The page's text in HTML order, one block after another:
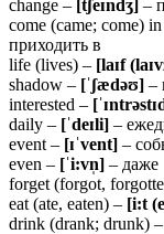
change – [tʃeɪndʒ] –
come (came; come)
приходить в
life (lives) – [laɪf
shadow – [ˈʃædəʊ] –
interested – [ˈɪ
daily – [ˈdeɪli] –
event – [ɪˈvent] –
even – [ˈi:vn̩] – даже
forget (forgot,
eat (ate, eaten) – [i:t
drink (drank; drunk) –